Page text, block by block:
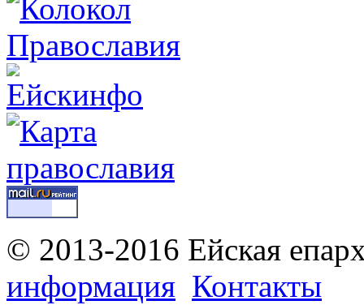
© 2013-2016 Ейская
информация Контакты